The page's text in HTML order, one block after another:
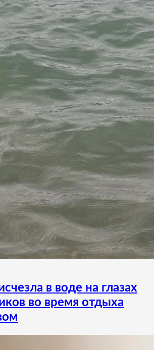
в воде на глазах
во время отдыха